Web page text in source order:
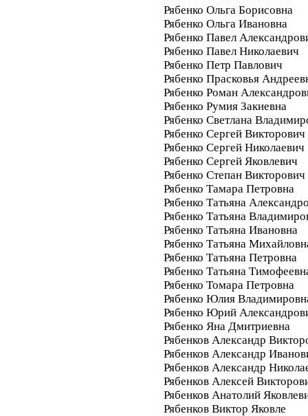
Рябенко Ольга Борисовна
Рябенко Ольга Ивановна
Рябенко Павел
Рябенко Павел Николаевич
Рябенко Петр Павлович
Рябенко Прасковья
Рябенко Роман
Рябенко Румия Закиевна
Рябенко Светлана
Рябенко Сергей Викторович
Рябенко Сергей Николаевич
Рябенко Сергей Яковлевич
Рябенко Степан Викторович
Рябенко Тамара Петровна
Рябенко Татьяна
Рябенко Татьяна
Рябенко Татьяна Ивановна
Рябенко Татьяна
Рябенко Татьяна Петровна
Рябенко Татьяна
Рябенко Томара Петровна
Рябенко Юлия
Рябенко Юрий
Рябенко Яна Дмитриевна
Рябенков Александр
Рябенков Александр
Рябенков Александр
Рябенков Алексей
Рябенков Анатолий
Рябенков Виктор Яковле